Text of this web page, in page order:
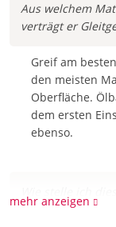
Aus welchem
verträgt er
Greif am
den meisten
Oberfläche.
dem ersten
ebenso.
Lust länger halten?
mehr anzeigen